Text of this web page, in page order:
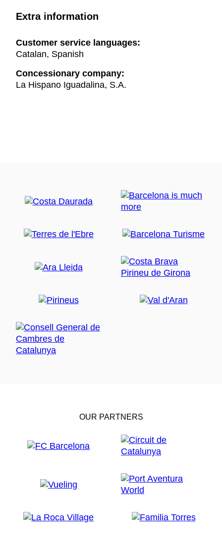
Extra information
Customer service languages:
Catalan, Spanish
Concessionary company:
La Hispano Iguadalina, S.A.
OUR PARTNERS